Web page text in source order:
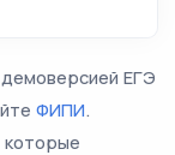
ЕГЭ
ФИПИ.
которые